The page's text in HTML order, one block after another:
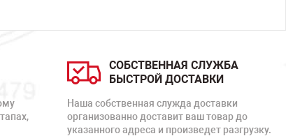
СОБСТВЕННАЯ СЛУЖБА
БЫСТРОЙ ДОСТАВКИ
Наша собственная служда доставки
организованно доставит ваш товар до
указанного адреса и произведет разгрузку.